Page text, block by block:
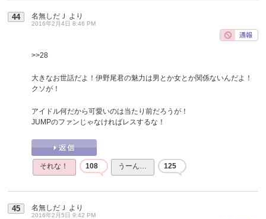
44 名無しだＪ より
2016年2月4日 8:46 PM
>>28
大きなお世話だよ！伊野尾君の魅力は男とか女とか関係ないんだよ！
クソが！
アイドル何だから可愛いのは当たり前だろうが！
JUMPのファンじゃなければレスするな！
それな！ 108 うーん… 125
45 名無しだＪ より
2016年2月5日 9:42 PM